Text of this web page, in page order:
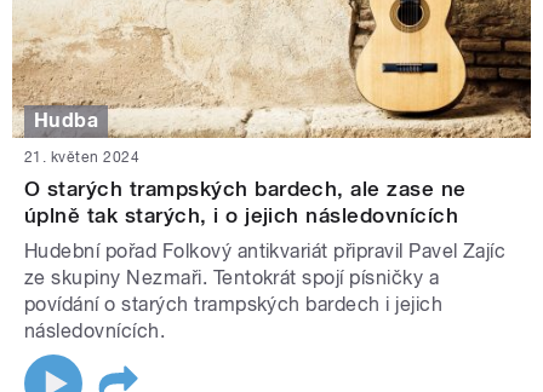
Hudba
21. květen 2024
O starých trampských bardech, ale zase ne
úplně tak starých, i o jejich následovnících
Hudební pořad Folkový antikvariát připravil Pavel Zajíc
ze skupiny Nezmaři. Tentokrát spojí písničky a
povídání o starých trampských bardech i jejich
následovnících.